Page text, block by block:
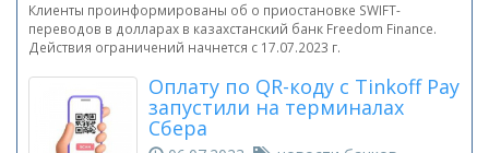
Клиенты проинформированы об о приостановке SWIFT-
переводов в долларах в казахстанский банк Freedom Finance.
Действия ограничений начнется с 17.07.2023 г.
Оплату по QR-коду с Tinkoff Pay
запустили на терминалах
Сбера